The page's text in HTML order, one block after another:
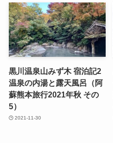
黒川温泉山みず木 宿泊記2
温泉の内湯と露天風呂（阿
蘇熊本旅行2021年秋 その
5）
2021-11-30